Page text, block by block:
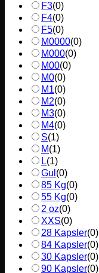
F3(0)
F4(0)
F5(0)
M0000(0)
M000(0)
M00(0)
M0(0)
M1(0)
M2(0)
M3(0)
M4(0)
S(1)
M(1)
L(1)
Gul (0)
85 Kg(0)
55 Kg(0)
2 oz(0)
XXS(0)
28 Kapsler(0)
84 Kapsler(0)
30 Kapsler(0)
90 Kapsler(0)